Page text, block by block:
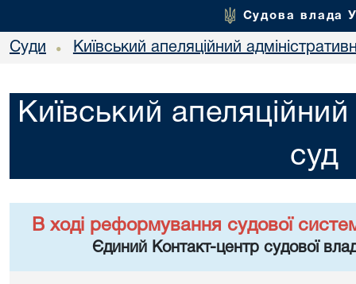
Судова влада
Суди • Київський апеляційний
Київський
суд
В ході реформування судової
Єдиний Контакт-центр судової